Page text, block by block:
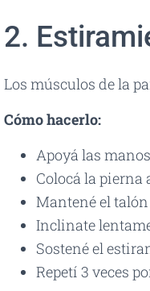
2.
Los músculos de la
Cómo hacerlo:
Apoyá las
Colocá la
Mantené el
Inclinate
Sostené el
Repetí 3 veces